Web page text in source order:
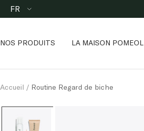
Passer
au
Langue
FR
NOS PRODUITS LA MAISON POMEOL
Accueil Routine Regard de biche